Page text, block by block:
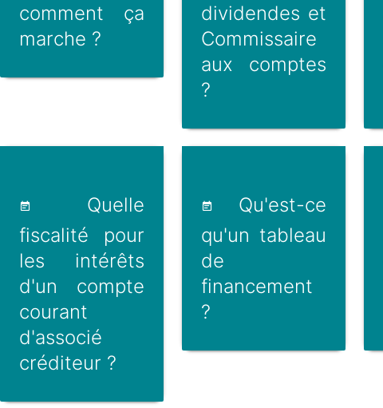
comment ça
marche ?
dividendes et
Commissaire
aux comptes
?
Quelle
fiscalité pour
les intérêts
d'un compte
courant
d'associé
créditeur ?
Qu'est-ce
qu'un tableau
de
financement
?